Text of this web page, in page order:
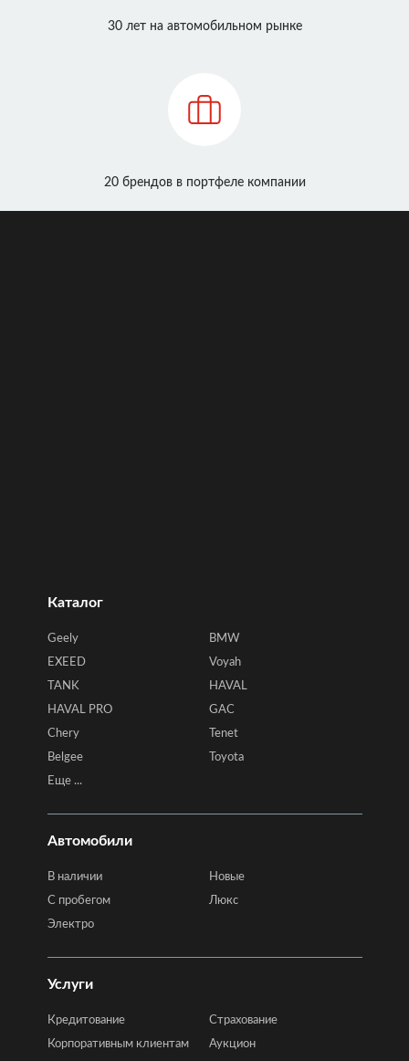
30 лет на автомобильном рынке
20 брендов в портфеле компании
Каталог
Geely
BMW
EXEED
Voyah
TANK
HAVAL
HAVAL PRO
GAC
Chery
Tenet
Belgee
Toyota
Еще ...
Автомобили
В наличии
Новые
C пробегом
Люкс
Электро
Услуги
Кредитование
Страхование
Корпоративным клиентам
Аукцион